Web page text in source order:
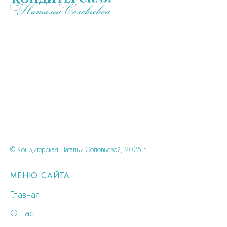
© Кондитерская Натальи Соловьевой, 2025 г.
МЕНЮ САЙТА
Главная
О нас